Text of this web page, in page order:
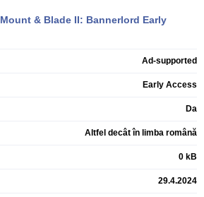
Mount & Blade II: Bannerlord Early
Ad-supported
Early Access
Da
Altfel decât în limba română
0 kB
29.4.2024